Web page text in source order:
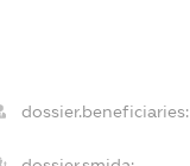
dossier.beneficiaries: